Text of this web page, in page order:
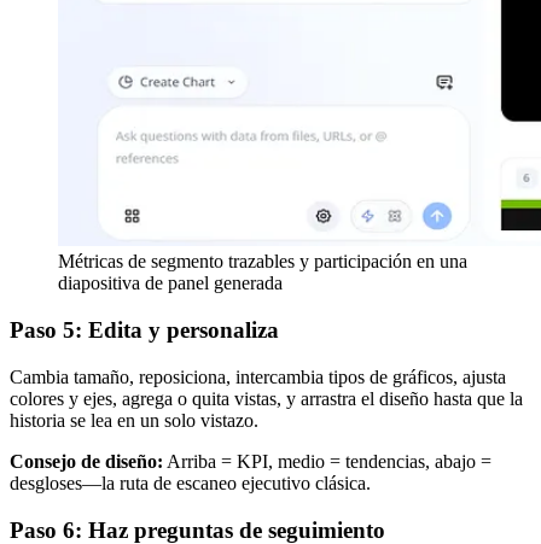
Métricas de segmento trazables y participación en una
diapositiva de panel generada
Paso 5: Edita y personaliza
Cambia tamaño, reposiciona, intercambia tipos de gráficos, ajusta
colores y ejes, agrega o quita vistas, y arrastra el diseño hasta que la
historia se lea en un solo vistazo.
Consejo de diseño: Arriba = KPI, medio = tendencias, abajo =
desgloses—la ruta de escaneo ejecutivo clásica.
Paso 6: Haz preguntas de seguimiento